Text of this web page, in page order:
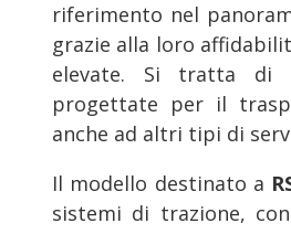
riferimento nel
grazie alla loro
elevate. Si tratta di
progettate per il
anche ad altri tipi di
Il modello destinato a
sistemi di trazione,